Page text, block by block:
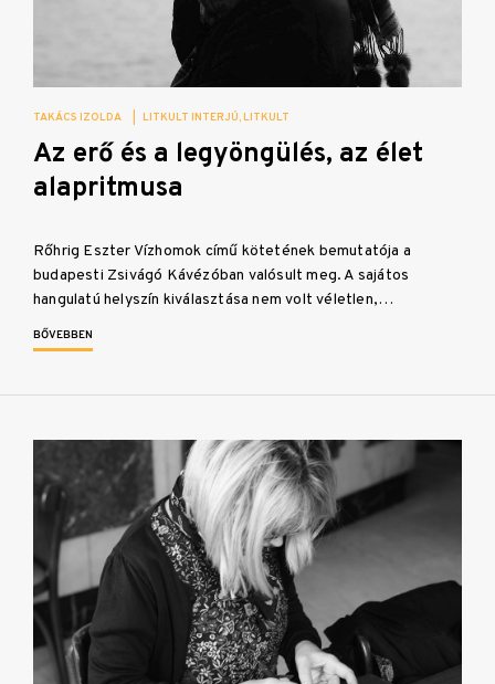
TAKÁCS IZOLDA LITKULT INTERJÚ LITKULT
Az erő és a legyöngülés, az élet
alapritmusa
Rőhrig Eszter Vízhomok című kötetének bemutatója a
budapesti Zsivágó Kávézóban valósult meg. A sajátos
hangulatú helyszín kiválasztása nem volt véletlen,…
BŐVEBBEN